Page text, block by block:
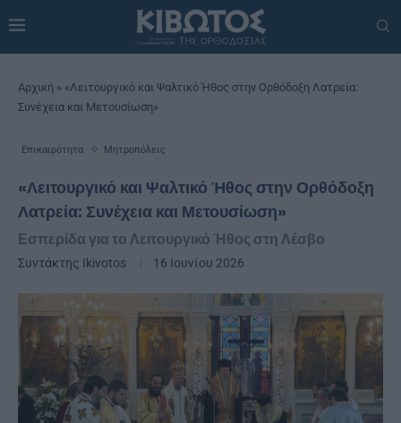
Αρχική » «Λειτουργικό και Ψαλτικό Ήθος στην Ορθόδοξη Λατρεία:
Συνέχεια και Μετουσίωση»
Επικαιρότητα Μητροπόλεις
«Λειτουργικό και Ψαλτικό Ήθος στην Ορθόδοξη
Λατρεία: Συνέχεια και Μετουσίωση»
Εσπερίδα για το Λειτουργικό Ήθος στη Λέσβο
Συντάκτης Ikivotos 16 Ιουνίου 2026